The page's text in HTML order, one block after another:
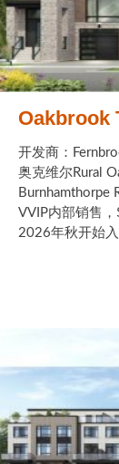
Oakbrook
开发商：
奥克维尔Rural
Burnhamthorpe
VVIP内部销售
2026年秋开始